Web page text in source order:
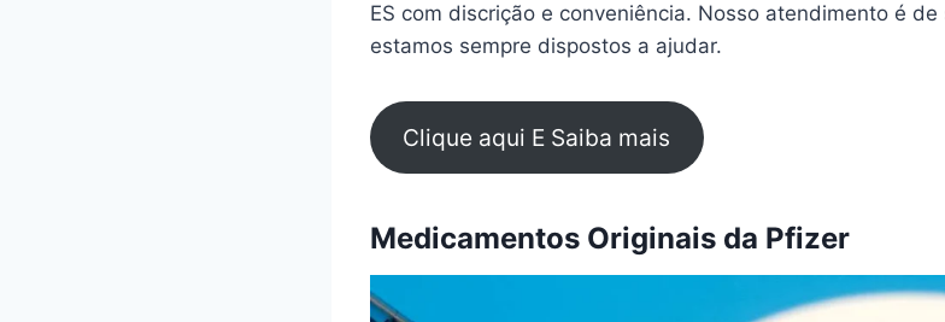
ES com discrição e conveniência. Nosso atendimento é
estamos sempre dispostos a ajudar.
Clique aqui E Saiba mais
Medicamentos Originais da Pfizer